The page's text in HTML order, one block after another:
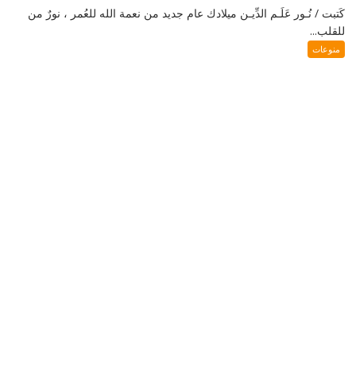
كَتبت / نُـور عَلَـم الدِّيـن ميلادك عام جديد من نعمة الله للعُمر ، نورٌ من
للقلب...
منوعات